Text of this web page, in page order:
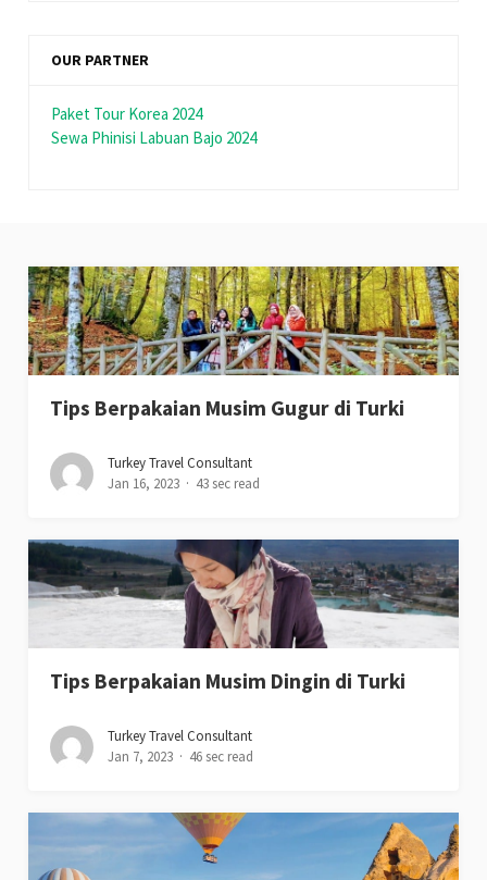
OUR PARTNER
Paket Tour Korea 2024
Sewa Phinisi Labuan Bajo 2024
Tips Berpakaian Musim Gugur di Turki
Turkey Travel Consultant
Jan 16, 2023
43 sec read
Tips Berpakaian Musim Dingin di Turki
Turkey Travel Consultant
Jan 7, 2023
46 sec read